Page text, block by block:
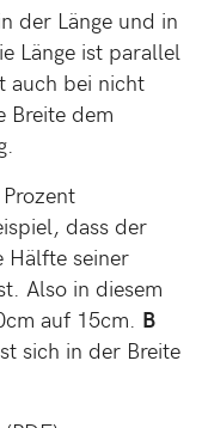
der Länge und in
Länge ist parallel
auch bei nicht
Breite dem
dass der
Hälfte seiner
Also in diesem
auf 15cm. B
sich in der Breite